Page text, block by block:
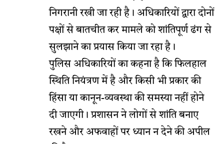
निगरानी रखी जा रही है। अधिकारियों द्वारा दोनों
पक्षों से बातचीत कर मामले को शांतिपूर्ण ढंग से
सुलझाने का प्रयास किया जा रहा है।
पुलिस अधिकारियों का कहना है कि फिलहाल
स्थिति नियंत्रण में है और किसी भी प्रकार की
हिंसा या कानून-व्यवस्था की समस्या नहीं होने
दी जाएगी। प्रशासन ने लोगों से शांति बनाए
रखने और अफवाहों पर ध्यान न देने की अपील